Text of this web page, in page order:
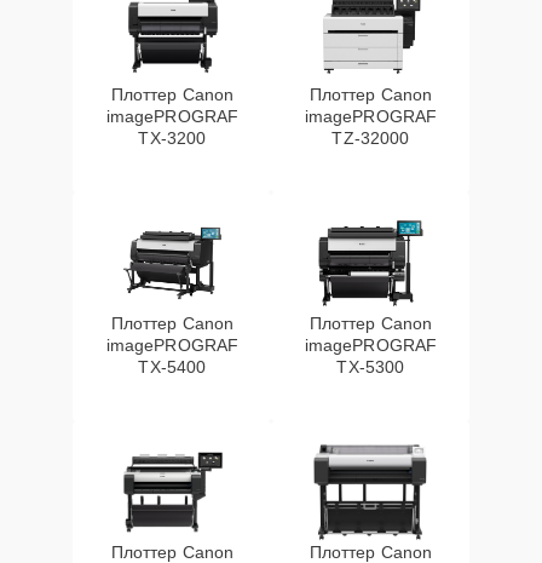
Плоттер Canon
imagePROGRAF
TX-3200
Плоттер Canon
imagePROGRAF
TZ-32000
Плоттер Canon
imagePROGRAF
TX-5400
Плоттер Canon
imagePROGRAF
TX-5300
Плоттер Canon
Плоттер Canon